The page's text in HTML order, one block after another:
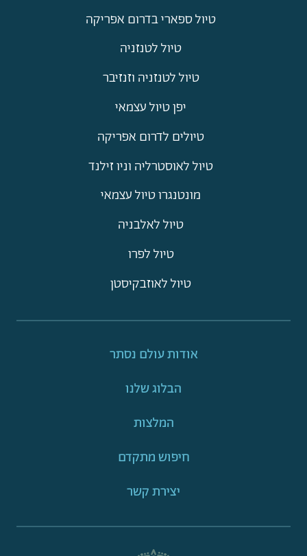
טיול ספארי בדרום אפריקה
טיול לטנזניה
טיול לטנזניה וזנזיבר
יפן טיול עצמאי
טיולים לדרום אפריקה
טיול לאוסטרליה וניו זילנד
מונטנגרו טיול עצמאי
טיול לאלבניה
טיול לפרו
טיול לאוזבקיסטן
אודות עולם נסתר
הבלוג שלנו
המלצות
חיפוש מתקדם
יצירת קשר